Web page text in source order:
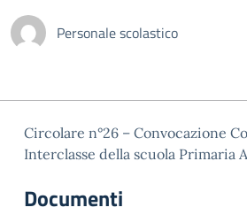
Personale scolastico
Circolare n°26 – Convocazione
Interclasse della scuola Primaria
Documenti